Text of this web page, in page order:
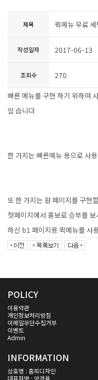
제목 퀵메뉴 무료
작성일자 2017-06-13
조회수 270
빠른 메뉴를 구현 하기 위하여
있 습니다
한 가지는 빠른메뉴 용으로 사
또 한 가지는 원 페이지를 구현
첫페이지에서 홍보로 승부를
하신 b1 페이지용 퀵메뉴를 사
POLICY
이용약관
개인정보처리방침
이메일무단수집거부
이벤트
Admin
INFORMATION
상호명 : 홈피디자인
대표자명 : 양경용